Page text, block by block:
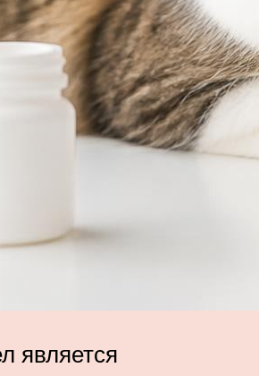
является